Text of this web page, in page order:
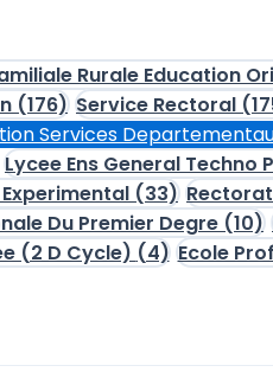
Rurale Education
(176) Service Rectoral
Services
Lycee Ens General Techno
(33) Rectorat
Du Premier Degre (10)
(2 D Cycle) (4) Ecole